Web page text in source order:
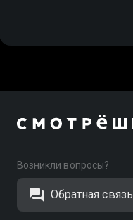
Возникли вопросы?
Обратная связь